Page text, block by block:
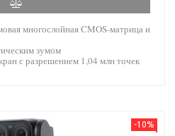
многослойная CMOS-матрица и
зумом
с разрешением 1,04 млн точек
-10%